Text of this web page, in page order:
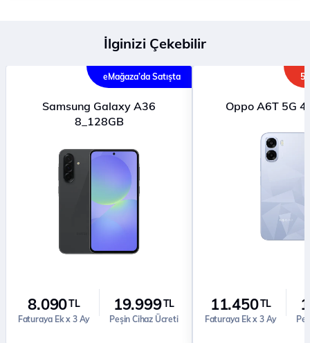
İlginizi Çekebilir
eMağaza’da Satışta
Samsung Galaxy A36
8_128GB
8.090TL
Faturaya Ek x 3 Ay
19.999TL
Peşin Cihaz Ücreti
Oppo A6T 5G
11.450TL
Faturaya Ek x 3 Ay